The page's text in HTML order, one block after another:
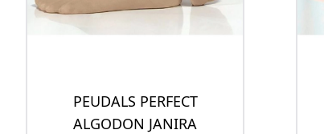
PEUDALS PERFECT
ALGODON JANIRA